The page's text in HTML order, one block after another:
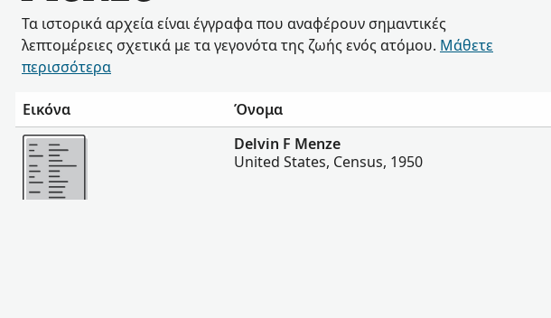
Τα ιστορικά αρχεία είναι έγγραφα που αναφέρουν σημαντικές
λεπτομέρειες σχετικά με τα γεγονότα της ζωής ενός ατόμου. Μάθετε
περισσότερα
Εικόνα Όνομα
Περισσότερα
Delvin F Menze
United States, Census, 1950